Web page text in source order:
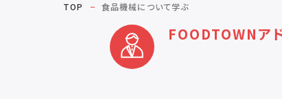
TOP 食品機械について学ぶ
FOODTOWNア